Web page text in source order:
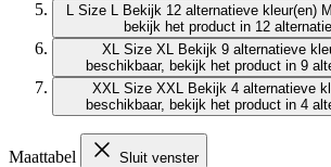
Size L Bekijk 12 alternatieve kleur(en)
bekijk het product in 12
XL
Size XL Bekijk 9 alternatieve
beschikbaar, bekijk het product in 9
XXL
Size XXL Bekijk 4 alternatieve
beschikbaar, bekijk het product in 4
Maattabel Sluit venster